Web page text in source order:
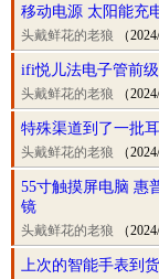
移动电源 太阳能充
头戴鲜花的老狼 （
ifi悦儿法电子管前
头戴鲜花的老狼 （
特殊渠道到了一批
头戴鲜花的老狼 （
55寸触摸屏电脑 惠
镜
头戴鲜花的老狼 （
上次的智能手表到